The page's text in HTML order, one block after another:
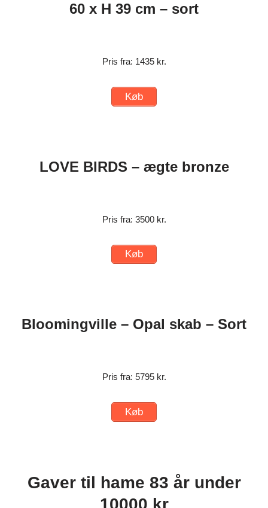
60 x H 39 cm – sort
Pris fra: 1435 kr.
Køb
LOVE BIRDS – ægte bronze
Pris fra: 3500 kr.
Køb
Bloomingville – Opal skab – Sort
Pris fra: 5795 kr.
Køb
Gaver til hame 83 år under
10000 kr